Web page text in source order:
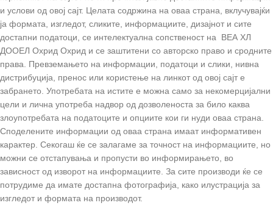
и услови од овој сајт. Целата содржина на оваа страна, вклучувајќи
ја формата, изгледот, сликите, информациите, дизајнот и сите
достапни податоци, се интелектуална сопственост на ВЕА ХЛ
ДООЕЛ Охрид Охрид и се заштитени со авторско право и сродните
права. Превземањето на информации, податоци и слики, нивна
дистрибуција, пренос или користење на линкот од овој сајт е
забрането. Употребата на истите е можна само за некомерцијални
цели и лична употреба надвор од дозволеноста за било каква
злоупотребата на податоците и опциите кои ги нуди оваа страна.
Споделените информации од оваа страна имаат информативен
карактер. Секогаш ќе се залагаме за точност на информациите, но
можни се отстапувања и пропусти во информирањето, во
зависност од изворот на информациите. За сите производи ќе се
потрудиме да имате достапна фотографија, како илустрација за
изгледот и формата на производот.